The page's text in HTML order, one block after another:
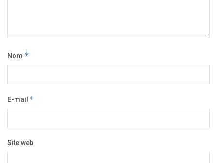
Nom *
E-mail *
Site web